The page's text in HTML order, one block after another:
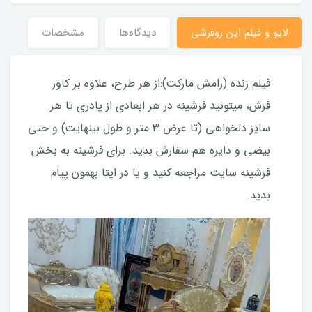
لایو و فیلم این روفرشی دیدگاه‌ها مشخصات
فیلم زنده (رامش مارکت):از هر طرح، علاوه بر کاور
فرش، میتونید فرشینه در هر ابعادی از پادری تا هر
سایز دلخواهی (تا عرض ۳ متر و طول بینهایت) و حتی
بیضی و دایره هم سفارش بدید. برای فرشینه به بخش
فرشینه سایت مراجعه کنید و یا در ایتا بهمون پیام
بدید.